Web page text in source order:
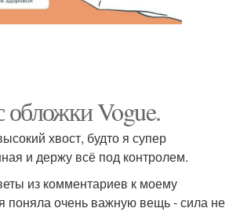
обложки Vogue.
хвост, будто я супер
и держу всё под контролем.
из комментариев к моему
поняла очень важную вещь - сила не